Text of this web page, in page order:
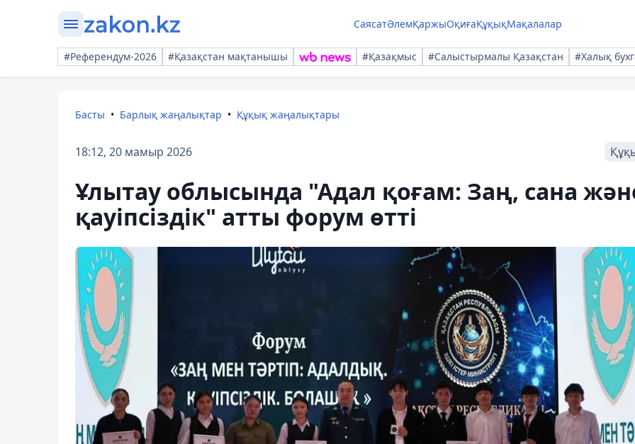
СаясатӘлемҚаржыОқиғаҚұқықМақалалар
#Референдум-2026 #Қазақстан мақтанышы #Қазақмыс #Салыстырмалы Қазақстан #Халық
Басты Барлық жаңалықтар Құқық жаңалықтары
18:12, 20 мамыр 2026
Ұлытау облысында "Адал қоғам: Заң, сана
қауіпсіздік" атты форум өтті